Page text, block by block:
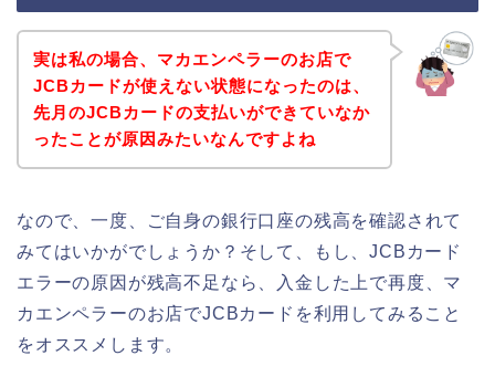
実は私の場合、マカエンペラーのお店で
JCBカードが使えない状態になったのは、
先月のJCBカードの支払いができていなか
ったことが原因みたいなんですよね
なので、一度、ご自身の銀行口座の残高を確認されて
みてはいかがでしょうか？そして、もし、JCBカード
エラーの原因が残高不足なら、入金した上で再度、マ
カエンペラーのお店でJCBカードを利用してみること
をオススメします。